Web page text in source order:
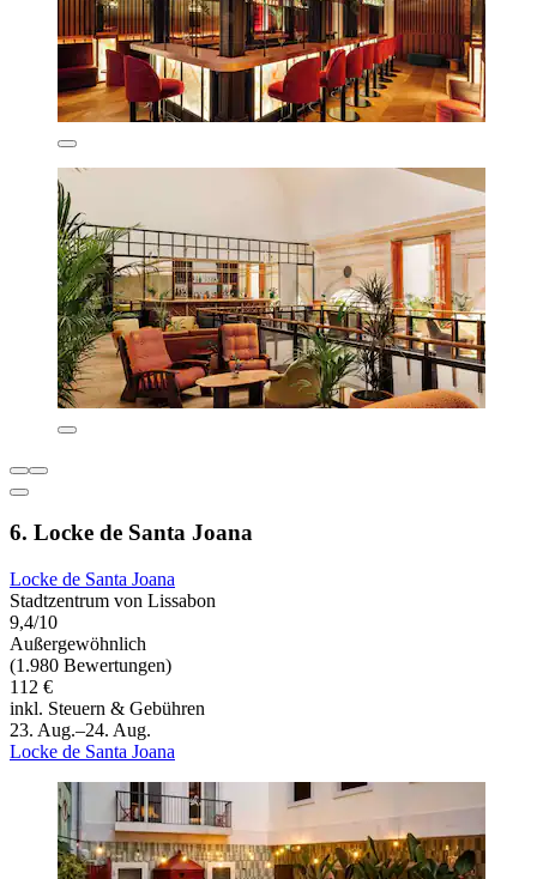
6. Locke de Santa Joana
Locke de Santa Joana
Stadtzentrum von Lissabon
9,4/10
Außergewöhnlich
(1.980 Bewertungen)
112 €
inkl. Steuern & Gebühren
23. Aug.–24. Aug.
Locke de Santa Joana